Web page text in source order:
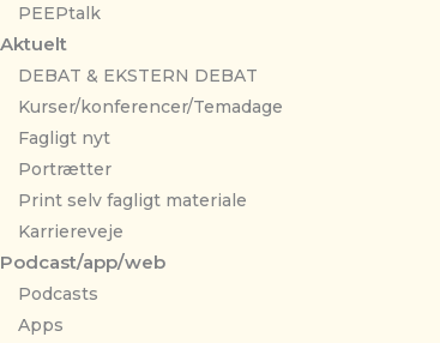
PEEPtalk
Aktuelt
DEBAT & EKSTERN DEBAT
Kurser/konferencer/Temadage
Fagligt nyt
Portrætter
Print selv fagligt materiale
Karriereveje
Podcast/app/web
Podcasts
Apps